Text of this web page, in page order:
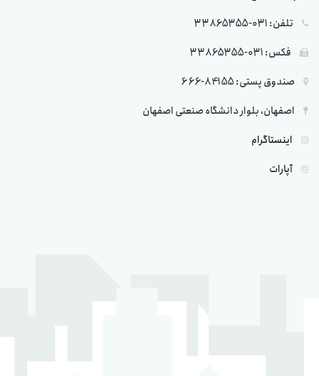
تلفن: 031-33865355
فکس: 031-33865355
صندوق پستی: 84155-666
اصفهان، بلوار دانشگاه صنعتی اصفهان
اینستاگرام
آپارات